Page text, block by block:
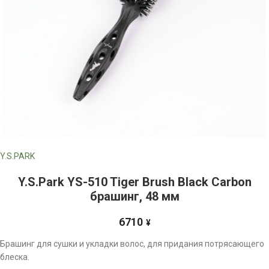
Y.S.PARK
Y.S.Park YS-510 Tiger Brush Black Carbon
брашинг, 48 мм
6710 ¥
Брашинг для сушки и укладки волос, для придания потрясающего
блеска.